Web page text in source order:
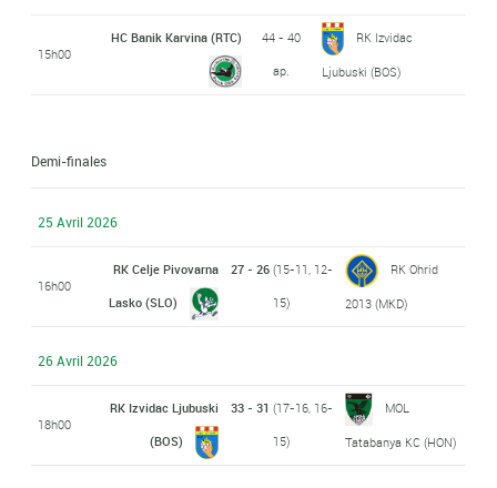
15h00
HC Banik Karvina (RTC)
44 - 40
ap.
RK Izvidac
Ljubuski (BOS)
Demi-finales
25 Avril 2026
16h00
RK Celje Pivovarna
Lasko (SLO)
27 - 26(15-11, 12-
15)
RK Ohrid
2013 (MKD)
26 Avril 2026
18h00
RK Izvidac Ljubuski
(BOS)
33 - 31 (17-16, 16-
15)
MOL
Tatabanya KC (HON)